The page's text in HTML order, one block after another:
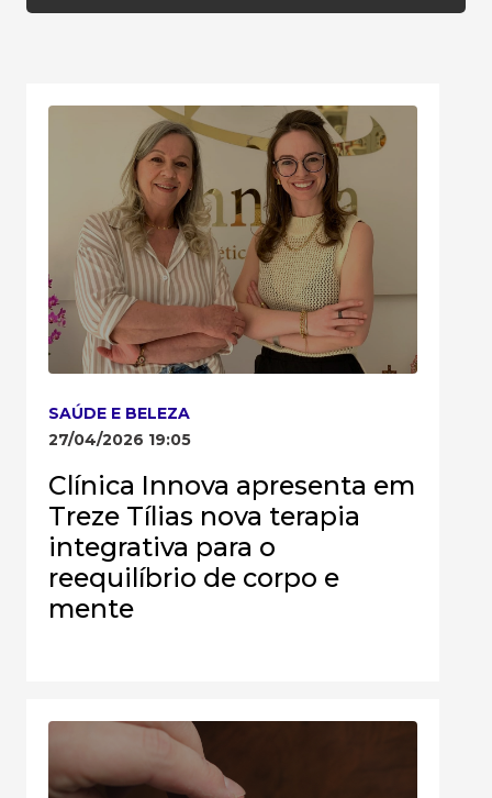
SAÚDE E BELEZA
27/04/2026 19:05
Clínica Innova apresenta em
Treze Tílias nova terapia
integrativa para o
reequilíbrio de corpo e
mente